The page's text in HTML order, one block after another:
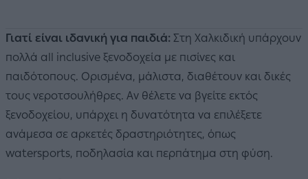
Γιατί είναι ιδανική για παιδιά: Στη Χαλκιδική υπάρχουν
πολλά all inclusive ξενοδοχεία με πισίνες και
παιδότοπους. Ορισμένα, μάλιστα, διαθέτουν και δικές
τους νεροτσουλήθρες. Αν θέλετε να βγείτε εκτός
ξενοδοχείου, υπάρχει η δυνατότητα να επιλέξετε
ανάμεσα σε αρκετές δραστηριότητες, όπως
watersports, ποδηλασία και περπάτημα στη φύση.